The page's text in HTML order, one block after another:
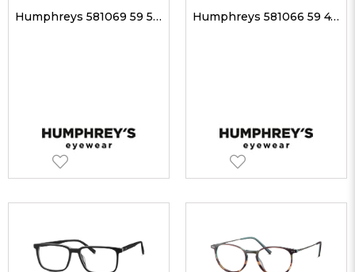
Humphreys 581069 59 51-17 Unisex Optik Gözlükler Humphreys 581066 59 47-17 Unisex Optik Gözlükler